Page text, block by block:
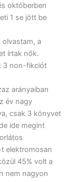
októberben
1 se jött be
a
írtak nők.
3 non-fikciót
arányaiban
év nagy
csak 3 könyvet
ide megint
elektromosan
45% volt a
nem nagyon